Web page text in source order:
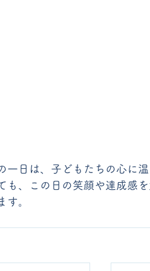
一日は、子どもたちの心に
も、この日の笑顔や達成感
す。